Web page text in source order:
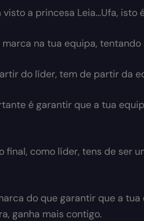
visto a princesa Leia...Ufa, isto
na tua equipa,
do líder, tem de partir da
é garantir que a tua
final, como líder, tens de ser
do que garantir que a
ganha mais contigo.